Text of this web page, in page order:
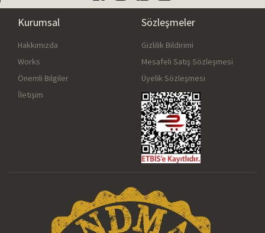
Kurumsal
Hakkımızda
Works
Önemli Bilgiler
İletişim
Sözleşmeler
Gizlilik Bildirimi
Mesafeli Satış Sözleşmesi
Üyelik Sözleşmesi